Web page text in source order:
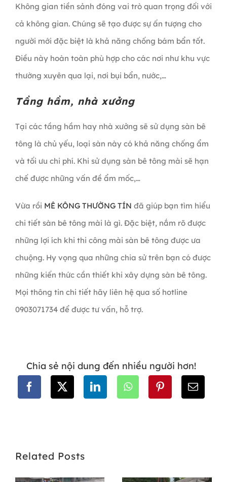
Không gian tiền sảnh đóng vai trò quan trọng đối với
cả không gian. Chúng sẽ tạo được sự ấn tượng cho
người mới đặc biệt là khả năng chống bám bẩn tốt.
Điều này hoàn toàn phù hợp cho các nơi như khu vực
thường xuyên qua lại, nơi bụi bẩn, nước,…
Tầng hầm, nhà xưởng
Tại các tầng hầm hay nhà xưởng sẽ sử dụng sàn bê
tông là chủ yếu, loại sàn này có khả năng chống ẩm
và tối ưu chi phí. Khi sử dụng sàn bê tông mài sẽ hạn
chế được những vấn đề ẩm mốc,…
Vừa rồi MÊ KÔNG THƯỜNG TÍN đã giúp bạn tìm hiểu
chi tiết sàn bê tông mài là gì. Đặc biệt, nắm rõ được
những lợi ích khi thi công mài sàn bê tông được ưa
chuộng. Hy vọng qua những chia sử trên bạn có được
những kiến thức cần thiết khi xây dựng sàn bê tông.
Mọi thông tin chi tiết hãy liên hệ qua số hotline
0903071734 để được tư vấn, hỗ trợ.
Chia sẻ nội dung đến nhiều người hơn!
Related Posts